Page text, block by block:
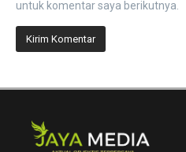
untuk komentar saya berikutnya.